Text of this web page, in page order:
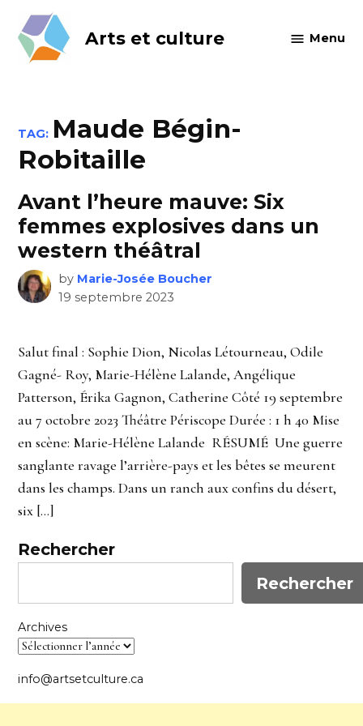
content
Arts et culture Menu
TAG: Maude Bégin-
Robitaille
Avant l’heure mauve: Six
femmes explosives dans un
western théâtral
by Marie-Josée Boucher
19 septembre 2023
Salut final : Sophie Dion, Nicolas Létourneau, Odile
Gagné- Roy, Marie-Hélène Lalande, Angélique
Patterson, Érika Gagnon, Catherine Côté 19 septembre
au 7 octobre 2023 Théâtre Périscope Durée : 1 h 40 Mise
en scène: Marie-Hélène Lalande RÉSUMÉ Une guerre
sanglante ravage l’arrière-pays et les bêtes se meurent
dans les champs. Dans un ranch aux confins du désert,
six […]
Rechercher
Rechercher
Archives
info@artsetculture.ca